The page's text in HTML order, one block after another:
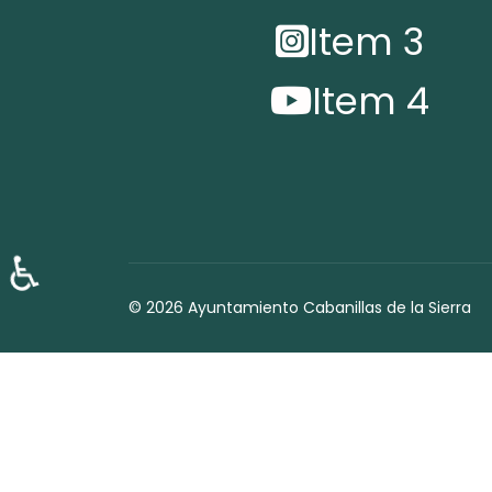
Item 3
Item 4
© 2026 Ayuntamiento Cabanillas de la Sierra